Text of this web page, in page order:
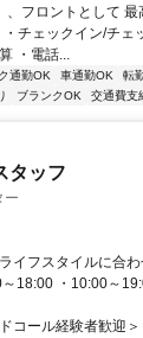
、フロントとして
チェックイン/チェ
・電話...
通勤OK 車通勤OK 転
ブランクOK 交通費支
タッフ
ー
イフスタイルに合
18:00 ・10:00～
コール経験者歓迎